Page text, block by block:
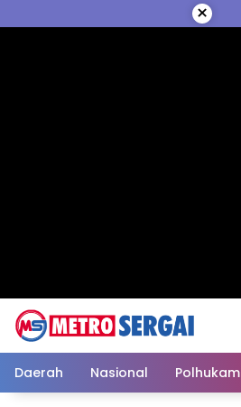
ke
×
Daerah Nasional Polhukam